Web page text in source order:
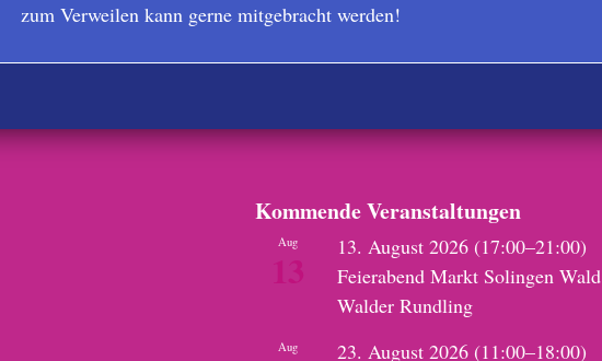
zum Verweilen kann gerne mitgebracht werden!
Kommende Veranstaltungen
Aug 13. August 2026 (17:00–21:00)
Feierabend Markt Solingen Wald
Walder Rundling
Aug 23. August 2026 (11:00–18:00)